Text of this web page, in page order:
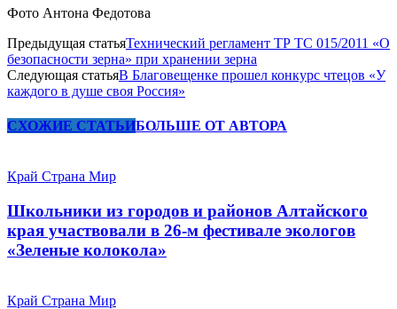
Фото Антона Федотова
Предыдущая статьяТехнический регламент ТР ТС 015/2011 «О
безопасности зерна» при хранении зерна
Следующая статьяВ Благовещенке прошел конкурс чтецов «У
каждого в душе своя Россия»
СХОЖИЕ СТАТЬИБОЛЬШЕ ОТ АВТОРА
Край Страна Мир
Школьники из городов и районов Алтайского
края участвовали в 26-м фестивале экологов
«Зеленые колокола»
Край Страна Мир